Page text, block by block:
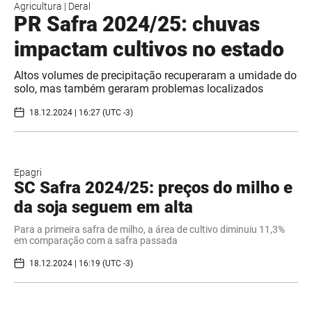
Agricultura | Deral
PR Safra 2024/25: chuvas
impactam cultivos no estado
Altos volumes de precipitação recuperaram a umidade do
solo, mas também geraram problemas localizados
18.12.2024 | 16:27 (UTC -3)
Epagri
SC Safra 2024/25: preços do milho e
da soja seguem em alta
Para a primeira safra de milho, a área de cultivo diminuiu 11,3%
em comparação com a safra passada
18.12.2024 | 16:19 (UTC -3)